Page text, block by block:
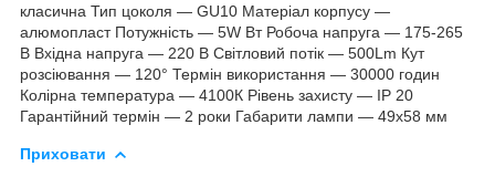
класична Тип цоколя — GU10 Матеріал корпусу —
алюмопласт Потужність — 5W Вт Робоча напруга — 175-265
В Вхідна напруга — 220 В Світловий потік — 500Lm Кут
розсіювання — 120° Термін використання — 30000 годин
Колірна температура — 4100К Рівень захисту — IP 20
Гарантійний термін — 2 роки Габарити лампи — 49x58 мм
Приховати